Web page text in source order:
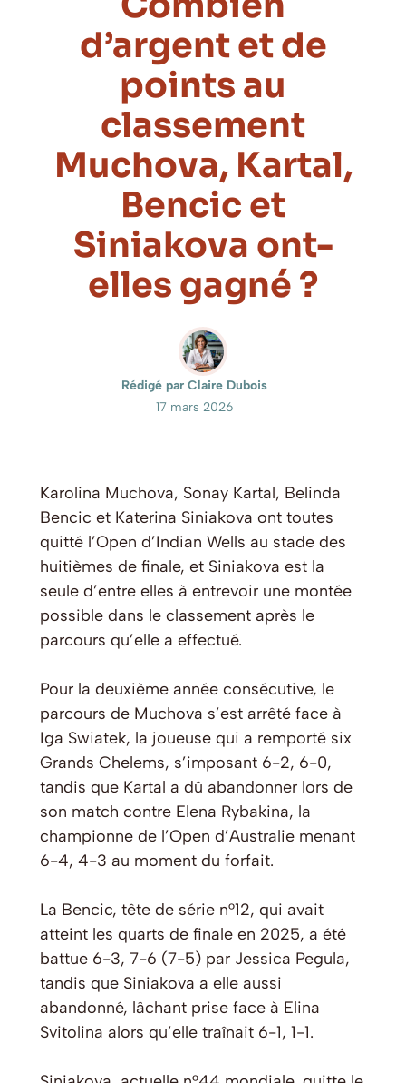
d’argent et de
points au
classement
Muchova, Kartal,
Bencic et
Siniakova ont-
elles gagné ?
Rédigé par Claire Dubois
17 mars 2026
Karolina Muchova, Sonay Kartal, Belinda
Bencic et Katerina Siniakova ont toutes
quitté l’Open d’Indian Wells au stade des
huitièmes de finale, et Siniakova est la
seule d’entre elles à entrevoir une montée
possible dans le classement après le
parcours qu’elle a effectué.
Pour la deuxième année consécutive, le
parcours de Muchova s’est arrêté face à
Iga Swiatek, la joueuse qui a remporté six
Grands Chelems, s’imposant 6-2, 6-0,
tandis que Kartal a dû abandonner lors de
son match contre Elena Rybakina, la
championne de l’Open d’Australie menant
6-4, 4-3 au moment du forfait.
La Bencic, tête de série n°12, qui avait
atteint les quarts de finale en 2025, a été
battue 6-3, 7-6 (7-5) par Jessica Pegula,
tandis que Siniakova a elle aussi
abandonné, lâchant prise face à Elina
Svitolina alors qu’elle traînait 6-1, 1-1.